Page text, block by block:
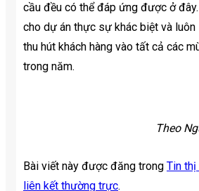
cầu đều có thể đáp ứng được ở
cho dự án thực sự khác biệt và
thu hút khách hàng vào tất cả các
trong năm.
Theo
Bài viết này được đăng trong Tin
liên kết thường trực.